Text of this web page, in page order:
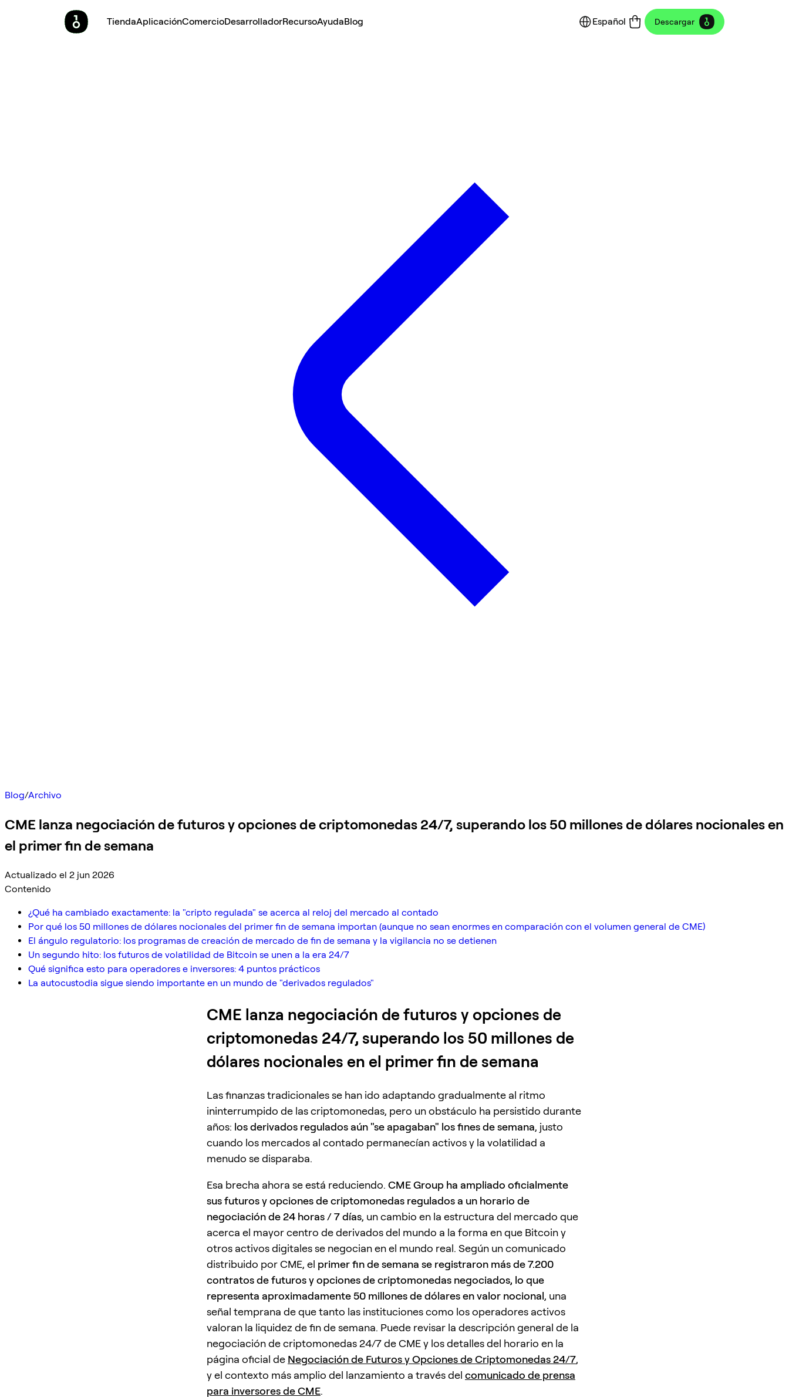
TiendaAplicaciónComercioDesarrolladorRecursoAyudaBlog Español Descargar
Blog/Archivo
CME lanza negociación de futuros y opciones de criptomonedas 24/7, superando los 50 millones de dólares nocionales en
el primer fin de semana
Actualizado el 2 jun 2026
Contenido
¿Qué ha cambiado exactamente: la "cripto regulada" se acerca al reloj del mercado al contado
Por qué los 50 millones de dólares nocionales del primer fin de semana importan (aunque no sean enormes en comparación con el volumen general de CME)
El ángulo regulatorio: los programas de creación de mercado de fin de semana y la vigilancia no se detienen
Un segundo hito: los futuros de volatilidad de Bitcoin se unen a la era 24/7
Qué significa esto para operadores e inversores: 4 puntos prácticos
La autocustodia sigue siendo importante en un mundo de "derivados regulados"
CME lanza negociación de futuros y opciones de
criptomonedas 24/7, superando los 50 millones de
dólares nocionales en el primer fin de semana
Las finanzas tradicionales se han ido adaptando gradualmente al ritmo
ininterrumpido de las criptomonedas, pero un obstáculo ha persistido durante
años: los derivados regulados aún "se apagaban" los fines de semana, justo
cuando los mercados al contado permanecían activos y la volatilidad a
menudo se disparaba.
Esa brecha ahora se está reduciendo. CME Group ha ampliado oficialmente
sus futuros y opciones de criptomonedas regulados a un horario de
negociación de 24 horas / 7 días, un cambio en la estructura del mercado que
acerca el mayor centro de derivados del mundo a la forma en que Bitcoin y
otros activos digitales se negocian en el mundo real. Según un comunicado
distribuido por CME, el primer fin de semana se registraron más de 7.200
contratos de futuros y opciones de criptomonedas negociados, lo que
representa aproximadamente 50 millones de dólares en valor nocional, una
señal temprana de que tanto las instituciones como los operadores activos
valoran la liquidez de fin de semana. Puede revisar la descripción general de la
negociación de criptomonedas 24/7 de CME y los detalles del horario en la
página oficial de Negociación de Futuros y Opciones de Criptomonedas 24/7,
y el contexto más amplio del lanzamiento a través del comunicado de prensa
para inversores de CME.